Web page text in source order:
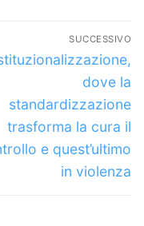
SUCCESSIVO
dove la
standardizzazione
trasforma la cura il
e quest’ultimo
in violenza